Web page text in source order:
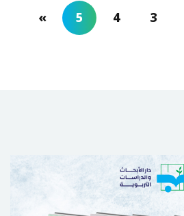
3
4
5
»